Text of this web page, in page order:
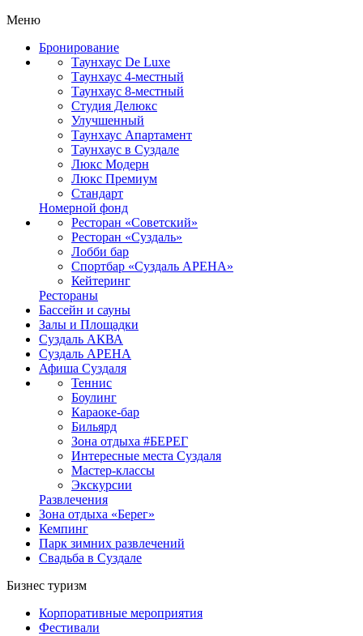
Меню
Бронирование
Таунхаус De Luxe
Таунхаус 4-местный
Таунхаус 8-местный
Студия Делюкс
Улучшенный
Таунхаус Апартамент
Таунхаус в Суздале
Люкс Модерн
Люкс Премиум
Стандарт
Номерной фонд
Ресторан «Советский»
Ресторан «Суздаль»
Лобби бар
Спортбар «Суздаль АРЕНА»
Кейтеринг
Рестораны
Бассейн и сауны
Залы и Площадки
Суздаль АКВА
Суздаль АРЕНА
Афиша Суздаля
Теннис
Боулинг
Караоке-бар
Бильярд
Зона отдыха #БЕРЕГ
Интересные места Суздаля
Мастер-классы
Экскурсии
Развлечения
Зона отдыха «Берег»
Кемпинг
Парк зимних развлечений
Свадьба в Суздале
Бизнес туризм
Корпоративные мероприятия
Фестивали